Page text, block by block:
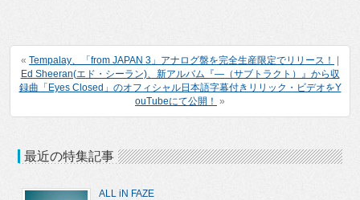
« Tempalay、「from JAPAN 3」アナログ盤を完全生産限定でリリース！
Ed Sheeran(エド・シーラン)、新アルバム『―（サブトラクト）』から収
録曲「Eyes Closed」のオフィシャル日本語字幕付きリリック・ビデオをY
ouTubeにて公開！ »
最近の特集記事
ALL iN FAZE